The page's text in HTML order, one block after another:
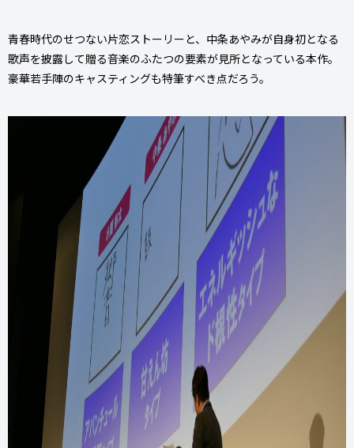
青春時代のせつない片恋ストーリーと、中条あやみが自身初となる
歌声を披露して贈る音楽のふたつの要素が見所となっている本作。
豪華若手陣のキャスティングも特筆すべき点だろう。